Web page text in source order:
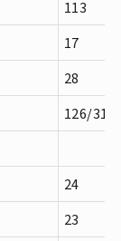
113
17
28
126/31
24
23